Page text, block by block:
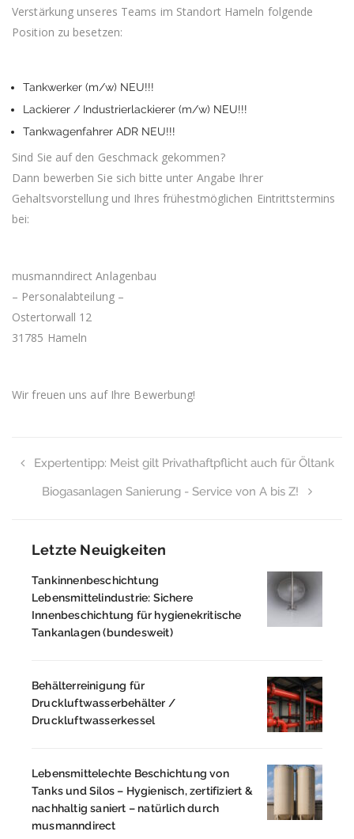
Verstärkung unseres Teams im Standort Hameln folgende
Position zu besetzen:
Tankwerker (m/w) NEU!!!
Lackierer / Industrierlackierer (m/w) NEU!!!
Tankwagenfahrer ADR NEU!!!
Sind Sie auf den Geschmack gekommen?
Dann bewerben Sie sich bitte unter Angabe Ihrer
Gehaltsvorstellung und Ihres frühestmöglichen Eintrittstermins
bei:
musmanndirect Anlagenbau
– Personalabteilung –
Ostertorwall 12
31785 Hameln
Wir freuen uns auf Ihre Bewerbung!
Expertentipp: Meist gilt Privathaftpflicht auch für Öltank
Biogasanlagen Sanierung - Service von A bis Z!
Letzte Neuigkeiten
Tankinnenbeschichtung
Lebensmittelindustrie: Sichere
Innenbeschichtung für hygienekritische
Tankanlagen (bundesweit)
Behälterreinigung für
Druckluftwasserbehälter /
Druckluftwasserkessel
Lebensmittelechte Beschichtung von
Tanks und Silos – Hygienisch, zertifiziert &
nachhaltig saniert – natürlich durch
musmanndirect